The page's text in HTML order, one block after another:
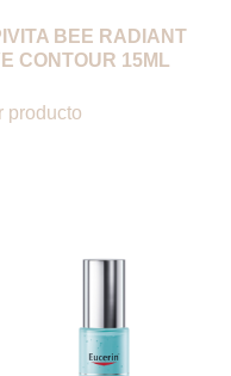
BEE RADIANT
CONTOUR 15ML
producto